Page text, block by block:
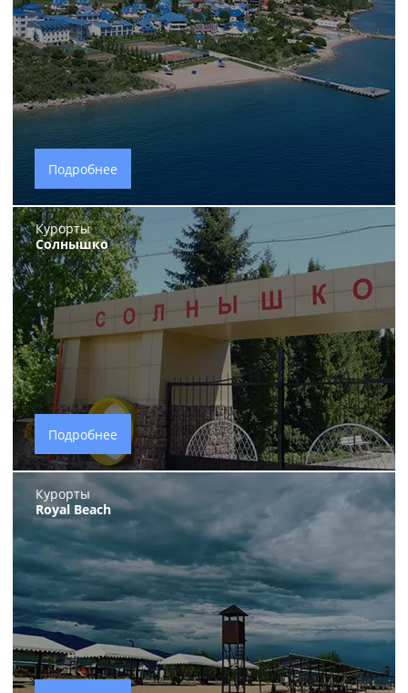
Подробнее
Курорты
Солнышко
Подробнее
Курорты
Royal Beach